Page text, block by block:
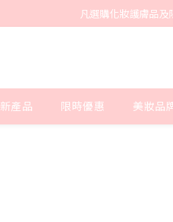
凡選購化妝護膚品
新產品 限時優惠 美妝品